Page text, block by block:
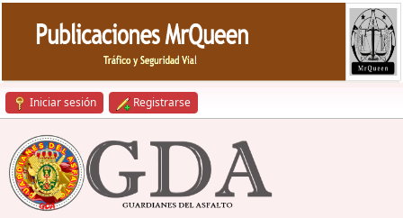
Iniciar sesión Registrarse